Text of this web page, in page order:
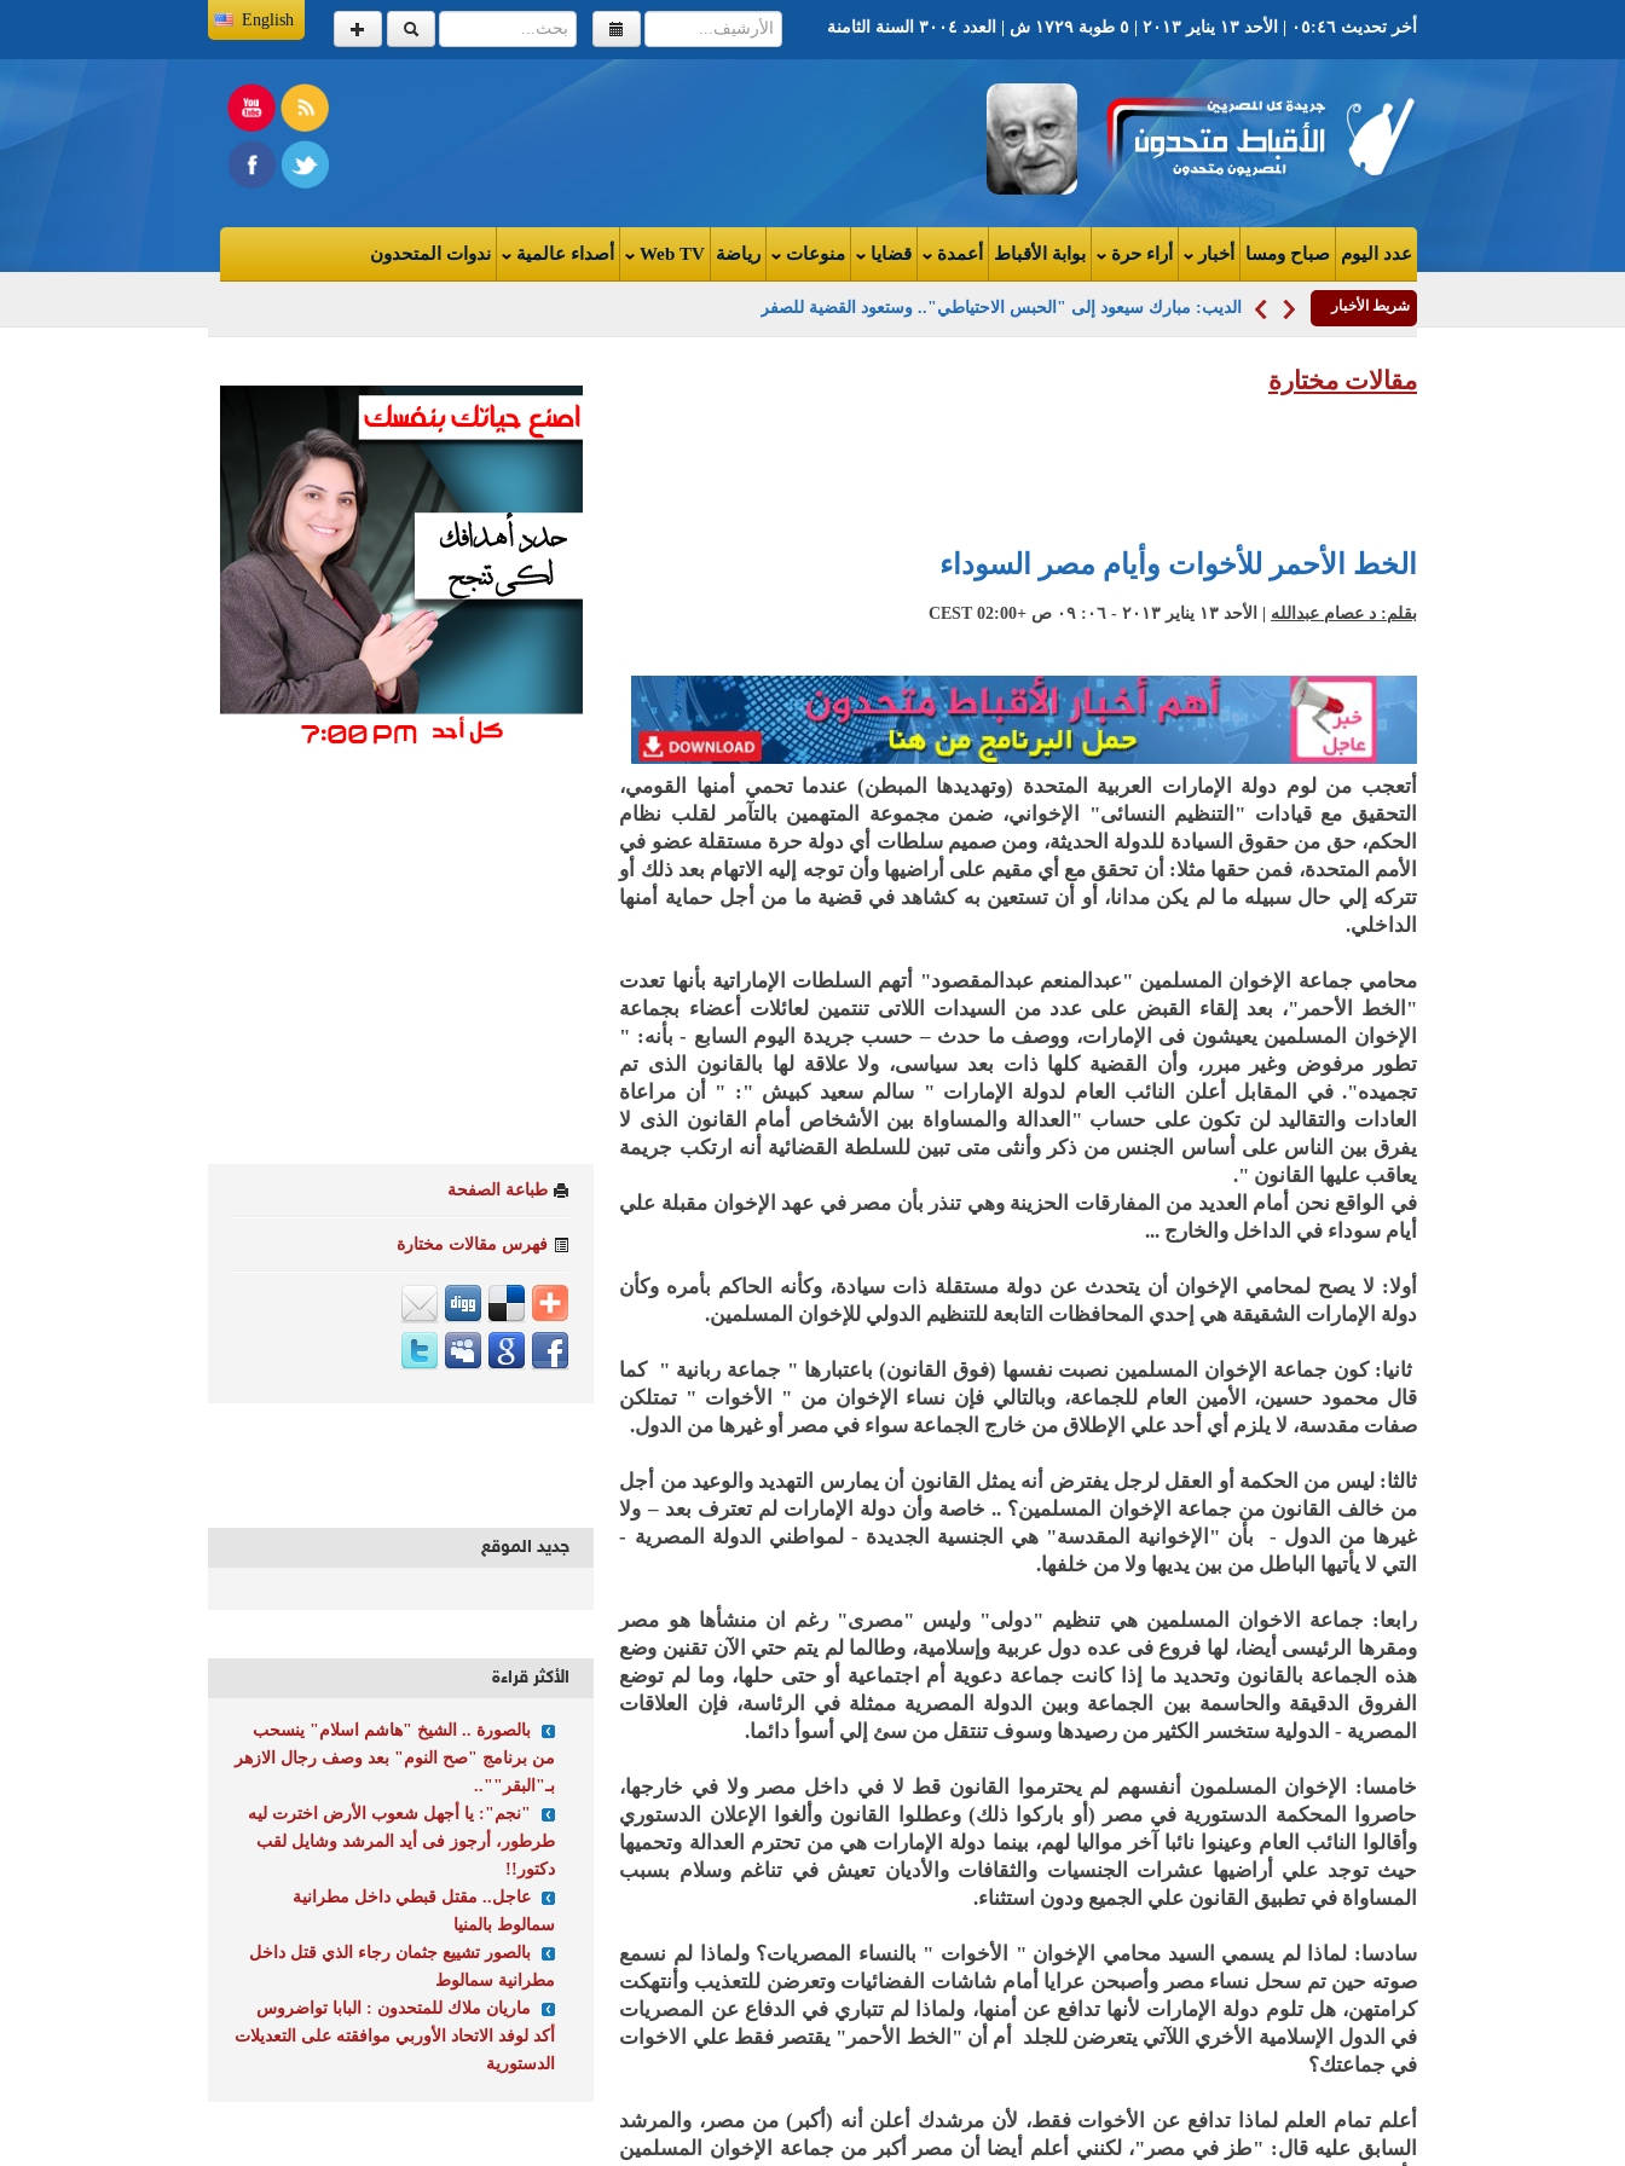
أخر تحديث ٠٥:٤٦ | الأحد ١٣ يناير ٢٠١٣ | ٥ طوبة ١٧٢٩ ش | العدد ٣٠٠٤ السنة الثامنة English
عدد اليوم صباح ومسا أخبار أراء حرة بوابة الأقباط أعمدة قضايا منوعات رياضة Web TV أصداء عالمية ندوات المتحدون
شريط الأخبار الديب: مبارك سيعود إلى "الحبس الاحتياطي".. وستعود القضية للصفر
مقالات مختارة
الخط الأحمر للأخوات وأيام مصر السوداء
بقلم: د عصام عبدالله | الأحد ١٣ يناير ٢٠١٣ - ٠٦: ٠٩ ص +02:00 CEST
أتعجب من لوم دولة الإمارات العربية المتحدة (وتهديدها المبطن) عندما تحمي أمنها القومي،
التحقيق مع قيادات "التنظيم النسائى" الإخواني، ضمن مجموعة المتهمين بالتآمر لقلب نظام
الحكم، حق من حقوق السيادة للدولة الحديثة، ومن صميم سلطات أي دولة حرة مستقلة عضو في
الأمم المتحدة، فمن حقها مثلا: أن تحقق مع أي مقيم على أراضيها وأن توجه إليه الاتهام بعد ذلك أو
تتركه إلي حال سبيله ما لم يكن مدانا، أو أن تستعين به كشاهد في قضية ما من أجل حماية أمنها
الداخلي.
محامي جماعة الإخوان المسلمين "عبدالمنعم عبدالمقصود" أتهم السلطات الإماراتية بأنها تعدت
"الخط الأحمر"، بعد إلقاء القبض على عدد من السيدات اللاتى تنتمين لعائلات أعضاء بجماعة
الإخوان المسلمين يعيشون فى الإمارات، ووصف ما حدث – حسب جريدة اليوم السابع - بأنه: "
تطور مرفوض وغير مبرر، وأن القضية كلها ذات بعد سياسى، ولا علاقة لها بالقانون الذى تم
تجميده". في المقابل أعلن النائب العام لدولة الإمارات " سالم سعيد كبيش ": " أن مراعاة
العادات والتقاليد لن تكون على حساب "العدالة والمساواة بين الأشخاص أمام القانون الذى لا
يفرق بين الناس على أساس الجنس من ذكر وأنثى متى تبين للسلطة القضائية أنه ارتكب جريمة
يعاقب عليها القانون ".
في الواقع نحن أمام العديد من المفارقات الحزينة وهي تنذر بأن مصر في عهد الإخوان مقبلة علي
أيام سوداء في الداخل والخارج ...
أولا: لا يصح لمحامي الإخوان أن يتحدث عن دولة مستقلة ذات سيادة، وكأنه الحاكم بأمره وكأن
دولة الإمارات الشقيقة هي إحدي المحافظات التابعة للتنظيم الدولي للإخوان المسلمين.
ثانيا: كون جماعة الإخوان المسلمين نصبت نفسها (فوق القانون) باعتبارها " جماعة ربانية " كما
قال محمود حسين، الأمين العام للجماعة، وبالتالي فإن نساء الإخوان من " الأخوات " تمتلكن
صفات مقدسة، لا يلزم أي أحد علي الإطلاق من خارج الجماعة سواء في مصر أو غيرها من الدول.
ثالثا: ليس من الحكمة أو العقل لرجل يفترض أنه يمثل القانون أن يمارس التهديد والوعيد من أجل
من خالف القانون من جماعة الإخوان المسلمين؟ .. خاصة وأن دولة الإمارات لم تعترف بعد – ولا
غيرها من الدول - بأن "الإخوانية المقدسة" هي الجنسية الجديدة - لمواطني الدولة المصرية -
التي لا يأتيها الباطل من بين يديها ولا من خلفها.
رابعا: جماعة الاخوان المسلمين هي تنظيم "دولى" وليس "مصرى" رغم ان منشأها هو مصر
ومقرها الرئيسى أيضا، لها فروع فى عده دول عربية وإسلامية، وطالما لم يتم حتي الآن تقنين وضع
هذه الجماعة بالقانون وتحديد ما إذا كانت جماعة دعوية أم اجتماعية أو حتى حلها، وما لم توضع
الفروق الدقيقة والحاسمة بين الجماعة وبين الدولة المصرية ممثلة في الرئاسة، فإن العلاقات
المصرية - الدولية ستخسر الكثير من رصيدها وسوف تنتقل من سئ إلي أسوأ دائما.
خامسا: الإخوان المسلمون أنفسهم لم يحترموا القانون قط لا في داخل مصر ولا في خارجها،
حاصروا المحكمة الدستورية في مصر (أو باركوا ذلك) وعطلوا القانون وألغوا الإعلان الدستوري
وأقالوا النائب العام وعينوا نائبا آخر مواليا لهم، بينما دولة الإمارات هي من تحترم العدالة وتحميها
حيث توجد علي أراضيها عشرات الجنسيات والثقافات والأديان تعيش في تناغم وسلام بسبب
المساواة في تطبيق القانون علي الجميع ودون استثناء.
سادسا: لماذا لم يسمي السيد محامي الإخوان " الأخوات " بالنساء المصريات؟ ولماذا لم نسمع
صوته حين تم سحل نساء مصر وأصبحن عرايا أمام شاشات الفضائيات وتعرضن للتعذيب وأنتهكت
كرامتهن، هل تلوم دولة الإمارات لأنها تدافع عن أمنها، ولماذا لم تتباري في الدفاع عن المصريات
في الدول الإسلامية الأخري اللآتي يتعرضن للجلد أم أن "الخط الأحمر" يقتصر فقط علي الاخوات
في جماعتك؟
أعلم تمام العلم لماذا تدافع عن الأخوات فقط، لأن مرشدك أعلن أنه (أكبر) من مصر، والمرشد
السابق عليه قال: "طز في مصر"، لكنني أعلم أيضا أن مصر أكبر من جماعة الإخوان المسلمين
طباعة الصفحة
فهرس مقالات مختارة
جديد الموقع
الأكثر قراءة
بالصورة .. الشيخ "هاشم اسلام" ينسحب
من برنامج "صح النوم" بعد وصف رجال الازهر
بـ"البقر""..
"نجم": يا أجهل شعوب الأرض اخترت ليه
طرطور، أرجوز فى أيد المرشد وشايل لقب
دكتور!!
عاجل.. مقتل قبطي داخل مطرانية
سمالوط بالمنيا
بالصور تشييع جثمان رجاء الذي قتل داخل
مطرانية سمالوط
ماريان ملاك للمتحدون : البابا تواضروس
أكد لوفد الاتحاد الأوربي موافقته على التعديلات
الدستورية